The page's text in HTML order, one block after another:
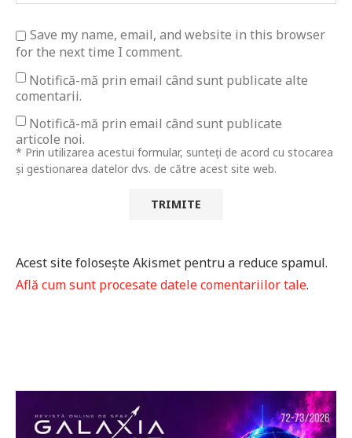
Save my name, email, and website in this browser
for the next time I comment.
Notifică-mă prin email când sunt publicate alte
comentarii.
Notifică-mă prin email când sunt publicate
articole noi.
* Prin utilizarea acestui formular, sunteți de acord cu stocarea
și gestionarea datelor dvs. de către acest site web.
Acest site folosește Akismet pentru a reduce spamul.
Află cum sunt procesate datele comentariilor tale.